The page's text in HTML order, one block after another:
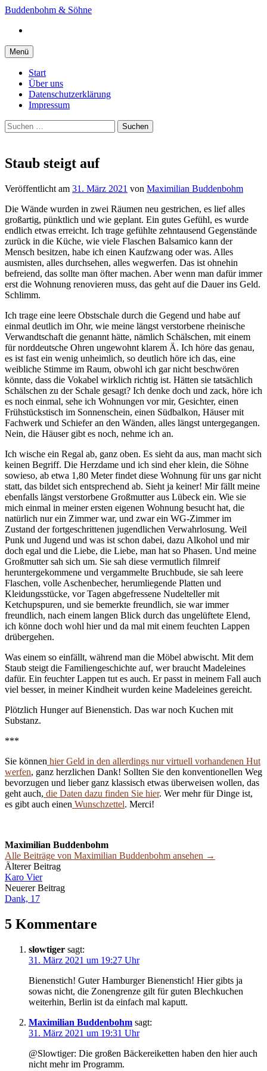
Springe
Inhalt
Buddenbohm & Söhne
Menü
Start
Über uns
Datenschutzerklärung
Impressum
Suchen
nach:
Staub steigt auf
Veröffentlicht am 31. März 2021 von Maximilian Buddenbohm
Die Wände wurden in zwei Räumen neu gestrichen, es lief alles
großartig, pünktlich und wie geplant. Ein gutes Gefühl, es wurde
endlich etwas erreicht. Ich trage gefühlte zehntausend Gegenstände
zurück in die Küche, wie viele Flaschen Balsamico kann der
Mensch besitzen, habe ich einen Kaufzwang oder was. Alles
ausmisten, alles durchsehen, alles wegwerfen. Das ist ohnehin
befreiend, das sollte man öfter machen. Aber wenn man dafür immer
erst die Wohnung renovieren muss, das geht auf die Dauer ins Geld.
Schlimm.
Ich trage eine leere Obstschale durch die Gegend und habe auf
einmal deutlich im Ohr, wie meine längst verstorbene rheinische
Verwandtschaft die genannt hätte, nämlich Schälschen, mit einem
für norddeutsche Ohren ungewohnt klarem Ä. Ich höre das genau,
es ist fast ein wenig unheimlich, so deutlich höre ich das, eine
weibliche Stimme im Raum, obwohl ich gar nicht beschwören
könnte, dass die Vokabel wirklich richtig ist. Hätten sie tatsächlich
Schälschen zu der Schale gesagt? Ich denke doch und zack, höre ich
es noch einmal, sehe ich Wohnungen vor mir, Gesichter, einen
Frühstückstisch im Sonnenschein, einen Südbalkon, Häuser mit
Fachwerk und Schiefer an den Wänden, alles längst untergegangen.
Nein, die Häuser gibt es noch, nehme ich an.
Ich wische ein Regal ab, ganz oben. Es sieht da aus, man macht sich
keinen Begriff. Die Herzdame und ich sind eher klein, die Söhne
sowieso, ab etwa 1,80 Meter findet diese Wohnung für uns gar nicht
statt, das bildet sich entsprechend ab. Sieht ja keiner! Mir fällt meine
ebenfalls längst verstorbene Großmutter aus Lübeck ein. Wie sie
mich einmal in meiner ersten eigenen Wohnung besucht hat, die
natürlich nur ein Zimmer war, und zwar ein WG-Zimmer im
Zustand der fortgeschrittenen jugendlichen Verwahrlosung. Weil
Punk und Jugend und was ist schon dabei, dazu Alkohol und mir
doch egal und die Liebe, die Liebe, man hat so Phasen. Und meine
Großmutter sah sich um. Sie sah diese vermutlich filmreif
heruntergekommene und vergammelte Bruchbude, sie sah leere
Flaschen, volle Aschenbecher, herumliegende Platten und
Kleidungsstücke, vor Tagen abgefressene Nudelteller mit
Ketchupspuren, und sie bemerkte freundlich, sie war immer
freundlich, nach einem langen Blick durch das ungelüftete Elend,
ich könne doch wohl hier und da mal mit einem feuchten Lappen
drübergehen.
Was einem so einfällt, während man die Möbel abwischt. Mit dem
Staub steigt die Familiengeschichte auf, wer braucht Madeleines
dafür. Ein feuchter Lappen tut es auch. Er passt in meinem Fall auch
viel besser, in meiner Kindheit wurden keine Madeleines gereicht.
Plötzlich Hunger auf Bienenstich. Das war noch Kuchen mit
Substanz.
***
Sie können hier Geld in den allerdings nur virtuell vorhandenen Hut
werfen, ganz herzlichen Dank! Sollten Sie den konventionellen Weg
bevorzugen und lieber ganz klassisch etwas überweisen wollen, das
geht auch, die Daten dazu finden Sie hier. Wer mehr für Dinge ist,
es gibt auch einen Wunschzettel. Merci!
Maximilian Buddenbohm
Alle Beiträge von Maximilian Buddenbohm ansehen →
Beitrags-
Navigation
Älterer Beitrag
Karo Vier
Neuerer Beitrag
Dank, 17
5 Kommentare
slowtiger sagt:
31. März 2021 um 19:27 Uhr
Bienenstich! Guter Hamburger Bienenstich! Hier gibts ja
sowas nicht, die Zonengrenze gilt für guten Blechkuchen
weiterhin, Berlin ist da einfach mal kaputt.
Maximilian Buddenbohm sagt:
31. März 2021 um 19:31 Uhr
@Slowtiger: Die großen Bäckereiketten haben den hier auch
nicht mehr im Programm.